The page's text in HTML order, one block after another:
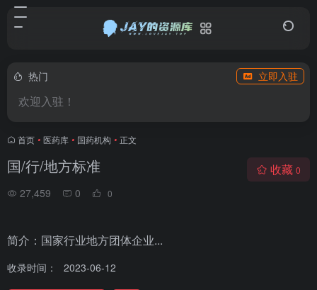
热门 立即入驻
欢迎入驻！
首页 • 医药库 • 国药机构 • 正文
国/行/地方标准
27,459 0 0
收藏 0
简介：国家行业地方团体企业...
收录时间： 2023-06-12